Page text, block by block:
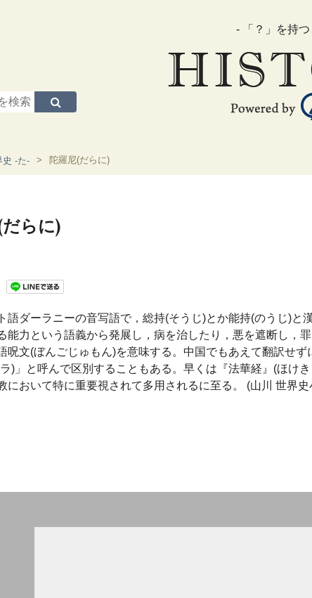
- 「？」を持
史 -た- 陀羅尼(だらに)
らに)
語ダーラニーの音写語で，総持(そうじ)とか能持(のうじ)と
能力という語義から発展し，病を治したり，悪を遮断し，
呪文(ぼんごじゅもん)を意味する。中国でもあえて翻訳せ
ラ)」と呼んで区別することもある。早くは『法華経』(ほけ
において特に重要視されて多用されるに至る。 (山川 世界